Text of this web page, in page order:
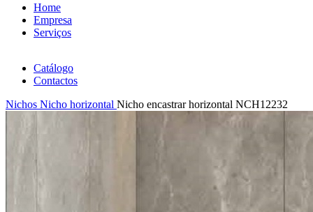
Home
Empresa
Serviços
Catálogo
Contactos
Nichos Nicho horizontal Nicho encastrar horizontal NCH12232